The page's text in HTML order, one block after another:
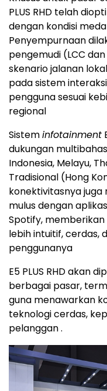
PLUS RHD telah
dengan kondisi
Penyempurnaan
pengemudi (LCC
skenario jalanan
pada sistem
pengguna sesuai
regional
Sisteminfotainment
dukungan
Indonesia, Melayu,
Tradisional (Hong
konektivitasnya
mulus dengan
Spotify,
lebih intuitif, cerdas,
penggunanya
E5 PLUS RHD akan
berbagai pasar,
guna menawarkan
teknologi cerdas,
pelanggan .